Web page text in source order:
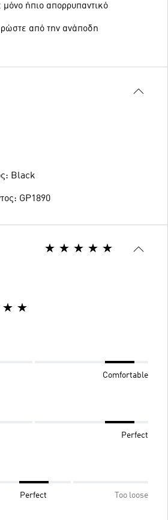
μόνο ήπιο απορρυπαντικό
από την ανάποδη
Black
GP1890
Comfortable
Perfect
Perfect Too loose